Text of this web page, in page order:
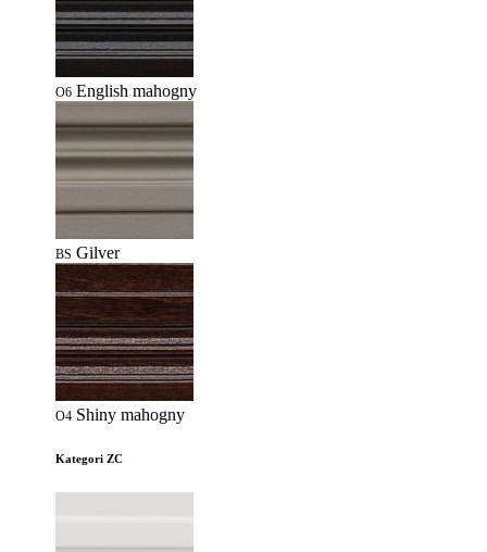
O6 English mahogny
BS Gilver
O4 Shiny mahogny
Kategori ZC